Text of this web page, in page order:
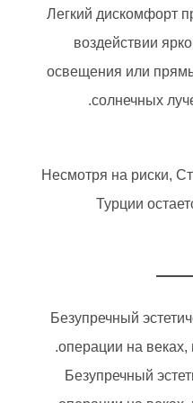
Легкий
воздействии
освещения или
солнечных
Несмотря на риски,
Турции
Безупречный